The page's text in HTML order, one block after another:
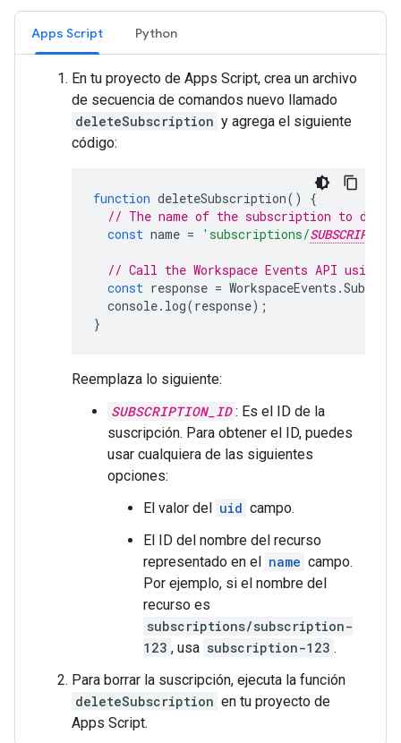
Apps Script Python
En tu proyecto de Apps Script, crea un archivo
de secuencia de comandos nuevo llamado
deleteSubscription y agrega el siguiente
código:
function deleteSubscription()
{
// The name of the subscription to
const name = 'subscriptions/
// Call the Workspace Events API using
const response = WorkspaceEvents .
console. log(response);
}
Reemplaza lo siguiente:
SUBSCRIPTION_ID : Es el ID de la
suscripción. Para obtener el ID, puedes
usar cualquiera de las siguientes
opciones:
El valor del uid campo.
El ID del nombre del recurso
representado en el name campo.
Por ejemplo, si el nombre del
recurso es
subscriptions/subscription-
123 , usa subscription-123 .
Para borrar la suscripción, ejecuta la función
deleteSubscription en tu proyecto de
Apps Script.